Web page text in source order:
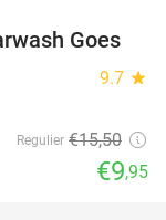
36%
Goes
9.7 star
Regulier €15,50
€9,95